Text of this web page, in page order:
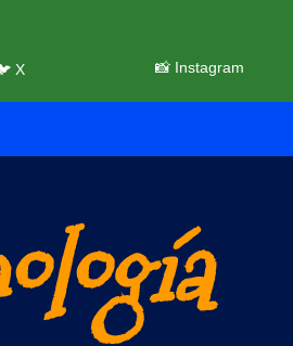
X 📸 Instagram